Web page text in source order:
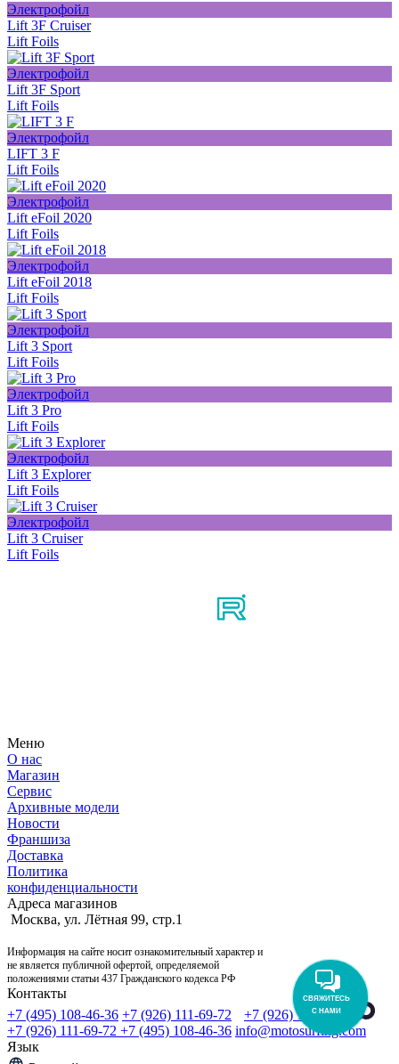
Электрофойл
Lift 3F Cruiser
Lift Foils
Электрофойл
Lift 3F Sport
Lift Foils
Электрофойл
LIFT 3 F
Lift Foils
Электрофойл
Lift eFoil 2020
Lift Foils
Электрофойл
Lift eFoil 2018
Lift Foils
Электрофойл
Lift 3 Sport
Lift Foils
Электрофойл
Lift 3 Pro
Lift Foils
Электрофойл
Lift 3 Explorer
Lift Foils
Электрофойл
Lift 3 Cruiser
Lift Foils
Меню
О нас
Магазин
Сервис
Архивные модели
Новости
Франшиза
Доставка
Политика
конфиденциальности
Адреса магазинов
Москва, ул. Лётная 99, стр.1
Информация на сайте носит ознакомительный характер и
не является публичной офертой, определяемой
положениями статьи 437 Гражданского кодекса РФ
Контакты
+7 (495) 108-46-36 +7 (926) 111-69-72
+7 (926) 111-69-72
+7 (926) 111-69-72 +7 (495) 108-46-36 info@motosurfing.com
Язык
СВЯЖИТЕСЬ
С НАМИ